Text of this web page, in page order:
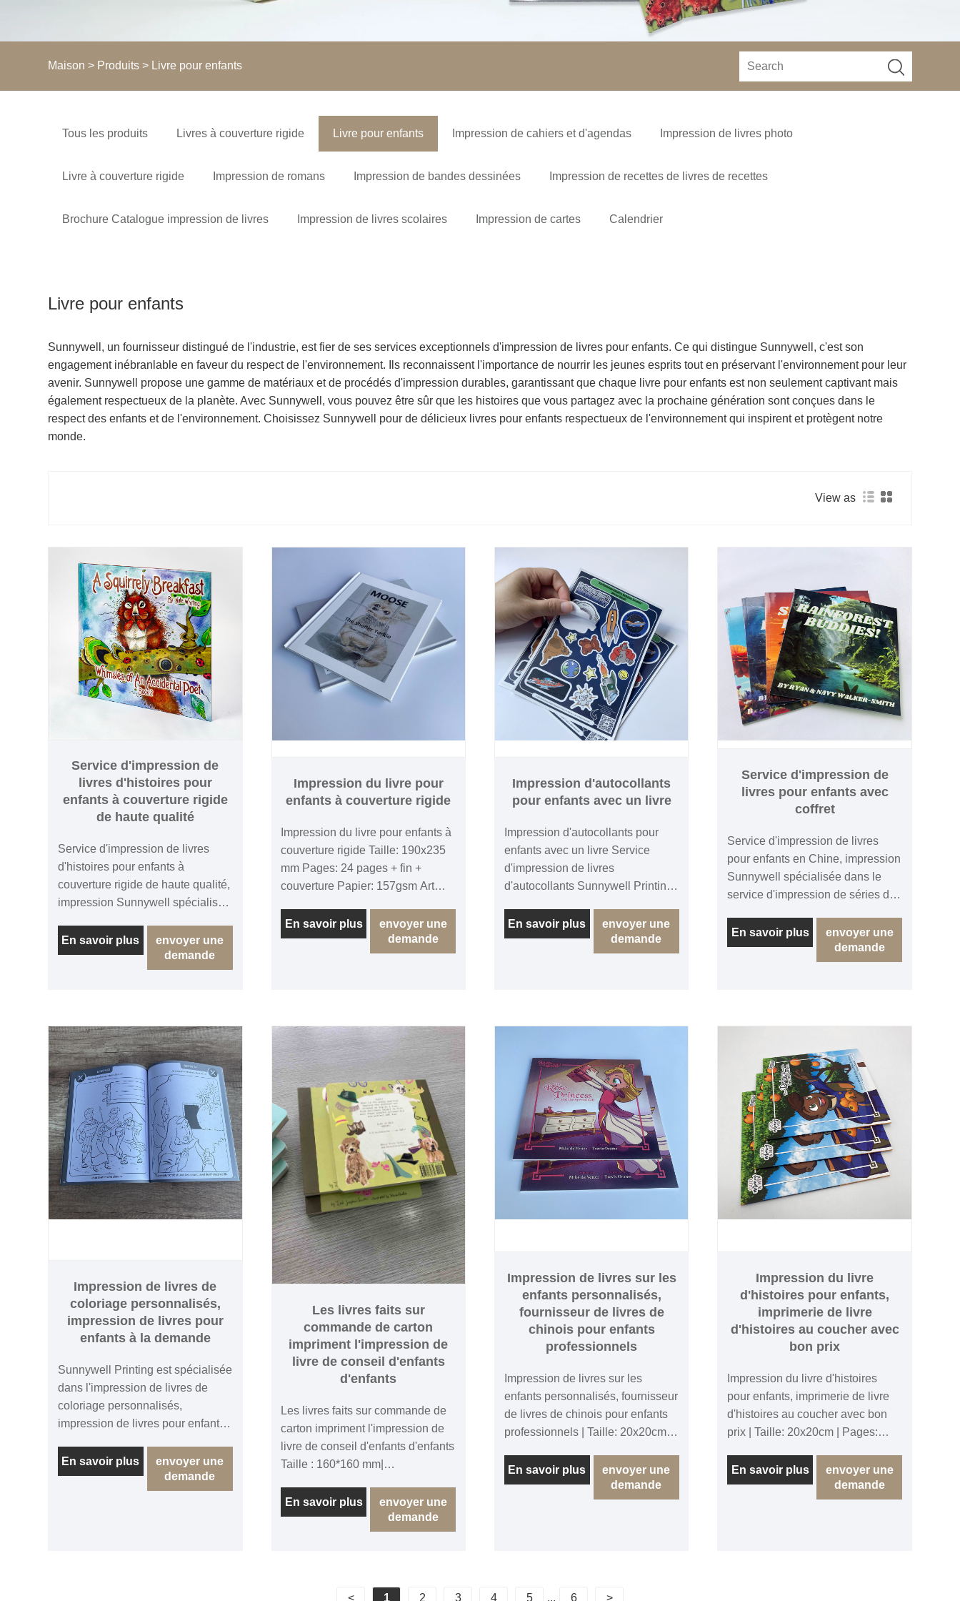
Maison > Produits > Livre pour enfants
Tous les produits Livres à couverture rigide Livre pour enfants Impression de cahiers et d'agendas Impression de livres photo
Livre à couverture rigide Impression de romans Impression de bandes dessinées Impression de recettes de livres de recettes
Brochure Catalogue impression de livres Impression de livres scolaires Impression de cartes Calendrier
Livre pour enfants
Sunnywell, un fournisseur distingué de l'industrie, est fier de ses services exceptionnels d'impression de livres pour enfants. Ce qui distingue Sunnywell, c'est son
engagement inébranlable en faveur du respect de l'environnement. Ils reconnaissent l'importance de nourrir les jeunes esprits tout en préservant l'environnement pour leur
avenir. Sunnywell propose une gamme de matériaux et de procédés d'impression durables, garantissant que chaque livre pour enfants est non seulement captivant mais
également respectueux de la planète. Avec Sunnywell, vous pouvez être sûr que les histoires que vous partagez avec la prochaine génération sont conçues dans le
respect des enfants et de l'environnement. Choisissez Sunnywell pour de délicieux livres pour enfants respectueux de l'environnement qui inspirent et protègent notre
monde.
View as
Service d'impression de
livres d'histoires pour
enfants à couverture rigide
de haute qualité
Service d'impression de livres
d'histoires pour enfants à
couverture rigide de haute qualité,
impression Sunnywell spécialisée
enfants à couverture rigide, avec
votre propre travail de conception
de livres pour enfants, nous
avant les livres de masse, nous
ferons l'échantillon de livre pour
enfants pour votre approbation, le
livre pour enfants peut être à
couverture rigide et à couverture
souple, notre MOQ est de 500
pièces, nous avons une riche
expérience dans l'impression de
livres pour enfants de haute
qualité, notre prix est très
économique.
En savoir plus
envoyer une
demande
Impression du livre pour
enfants à couverture rigide
Impression du livre pour enfants à
couverture rigide Taille: 190x235
mm Pages: 24 pages + fin +
couverture Papier: 157gsm Art
fin de 200gsm Art Matt 157gsm
d'art avec couverture de planche
de 2 mm Liaison à couverture
En savoir plus
envoyer une
demande
Impression d'autocollants
pour enfants avec un livre
Impression d'autocollants pour
enfants avec un livre Service
d'impression de livres
d'autocollants Sunnywell Printing
d'autocollants et de livres pour
enfants.
En savoir plus
envoyer une
demande
Service d'impression de
livres pour enfants avec
coffret
Service d'impression de livres
pour enfants en Chine, impression
Sunnywell spécialisée dans le
service d'impression de séries de
enfants sont à couverture souple
ou rigide avec un étui, au lieu d'un
étui, nous pouvons également
l'environnement, le temps de
production des livres pour enfants
est d'environ 8 à 10 jours, un
échantillon sera fourni avant le
livre de masse et nous fournissons
un service d'expédition porte à
porte. bienvenue à nous contacter
avec le fournisseur d'usine de
livres pour enfants Sunnywell,
En savoir plus
envoyer une
demande
Impression de livres de
coloriage personnalisés,
impression de livres pour
enfants à la demande
Sunnywell Printing est spécialisée
dans l'impression de livres de
coloriage personnalisés,
impression de livres pour enfants
coloriage pour enfants sont
fabriqués avec du papier blanc
offset 100 g/m² FSC, reliure point
En savoir plus
envoyer une
demande
Les livres faits sur
commande de carton
impriment l'impression de
livre de conseil d'enfants
d'enfants
Les livres faits sur commande de
carton impriment l'impression de
livre de conseil d'enfants d'enfants
Taille : 160*160 mm|
comprenant une couverture, un
tableau blanc 350 g/m², 4/4C,
plastification mate pour toutes les
coin rond Papier écologique FSC,
En savoir plus
envoyer une
demande
Impression de livres sur les
enfants personnalisés,
fournisseur de livres de
chinois pour enfants
professionnels
Impression de livres sur les
enfants personnalisés, fournisseur
de livres de chinois pour enfants
professionnels | Taille: 20x20cm |
Texte: papier d'art 120gsm, 4 + 0, |
Couverture: 250g d'art, 4 + 4,
stratification brillante. | Reliure:
En savoir plus
envoyer une
demande
Impression du livre
d'histoires pour enfants,
imprimerie de livre
d'histoires au coucher avec
bon prix
Impression du livre d'histoires
pour enfants, imprimerie de livre
d'histoires au coucher avec bon
prix | Taille: 20x20cm | Pages:
papier d'art 120gsm, 4 + 0, |
Couverture: 250g d'art, 4 + 4,
stratification brillante. | Reliure:
En savoir plus
envoyer une
demande
< 1 2 3 4 5 ... 6 >